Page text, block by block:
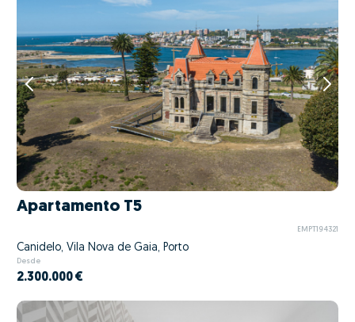
Apartamento T5
EMPT194321
Canidelo, Vila Nova de Gaia, Porto
Desde
2.300.000 €